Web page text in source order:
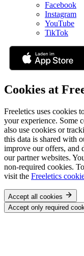
Facebook
Instagram
YouTube
TikTok
Cookies at
Freeletics uses cookies
your experience. Some
also use cookies or
this data is shared with
improve our offers, and
our partner websites.
non-required cookies.
visit the Freeletics
Accept all cookies
Accept only required